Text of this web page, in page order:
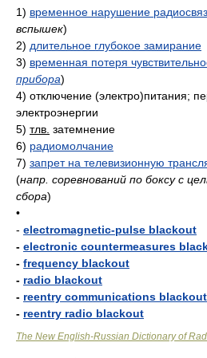
1) временное нарушение
вспышек)
2) длительное глубокое замирание
3) временная потеря
прибора)
4) отключение (электро)питания;
электроэнергии
5) тлв. затемнение
6) радиомолчание
7) запрет на телевизионную
(напр. соревнований по боксу с
сбора)
•
- electromagnetic-pulse blackout
- electronic countermeasures
- frequency blackout
- radio blackout
- reentry communications blackout
- reentry radio blackout
The New English-Russian Dictionary of